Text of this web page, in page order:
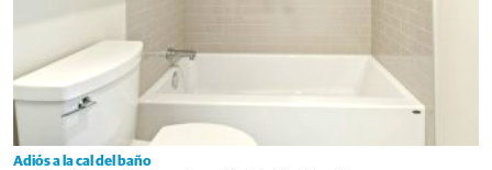
Adiós a la cal del baño